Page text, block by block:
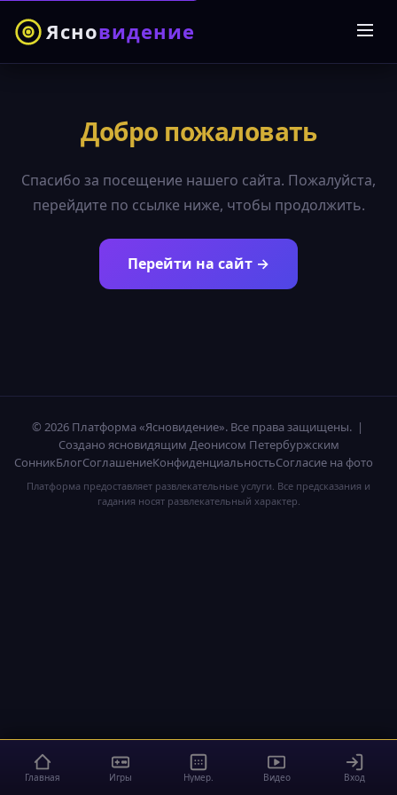
Ясновидение
Добро пожаловать
Спасибо за посещение нашего сайта. Пожалуйста,
перейдите по ссылке ниже, чтобы продолжить.
Перейти на сайт →
© 2026 Платформа «Ясновидение». Все права защищены. |
Создано ясновидящим Деонисом Петербуржским
СонникБлогСоглашениеКонфиденциальностьСогласие на фото
Платформа предоставляет развлекательные услуги. Все предсказания и
гадания носят развлекательный характер.
Главная Игры Нумер. Видео Вход